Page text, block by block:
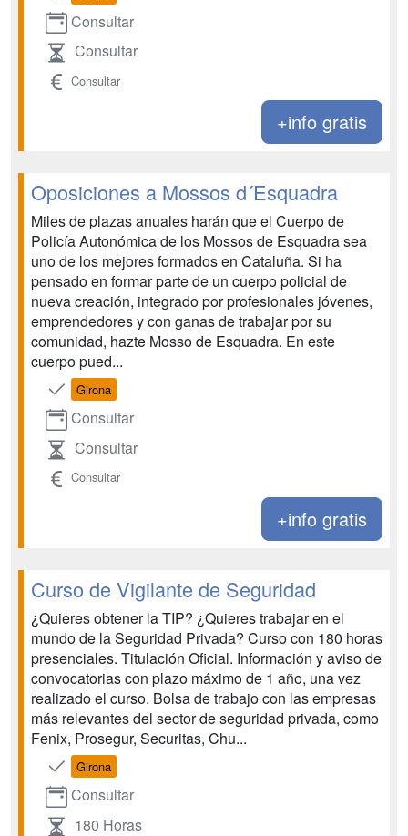
Consultar
Consultar
Consultar
+info gratis
Oposiciones a Mossos d´Esquadra
Miles de plazas anuales harán que el Cuerpo de
Policía Autonómica de los Mossos de Esquadra sea
uno de los mejores formados en Cataluña. Si ha
pensado en formar parte de un cuerpo policial de
nueva creación, integrado por profesionales jóvenes,
emprendedores y con ganas de trabajar por su
comunidad, hazte Mosso de Esquadra. En este
cuerpo pued...
Girona
Consultar
Consultar
Consultar
+info gratis
Curso de Vigilante de Seguridad
¿Quieres obtener la TIP? ¿Quieres trabajar en el
mundo de la Seguridad Privada? Curso con 180 horas
presenciales. Titulación Oficial. Información y aviso de
convocatorias con plazo máximo de 1 año, una vez
realizado el curso. Bolsa de trabajo con las empresas
más relevantes del sector de seguridad privada, como
Fenix, Prosegur, Securitas, Chu...
Girona
Consultar
180 Horas